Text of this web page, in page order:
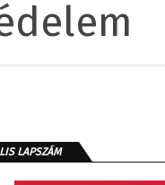
LAPSZÁM